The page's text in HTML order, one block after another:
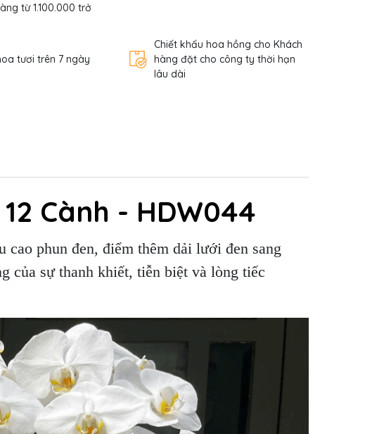
từ 1.100.000 trở
tươi trên 7 ngày
Chiết khấu hoa hồng cho Khách
hàng đặt cho công ty thời hạn
lâu dài
Cành - HDW044
phun đen, điểm thêm dải lưới đen sang
của sự thanh khiết, tiễn biệt và lòng tiếc